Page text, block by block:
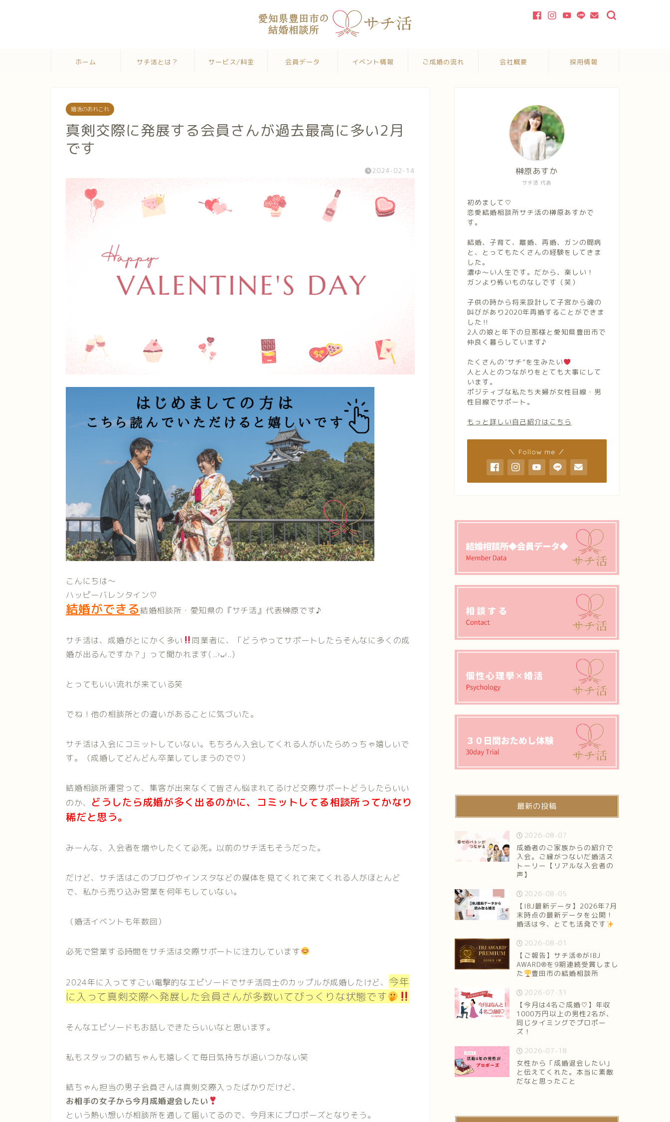
ホーム サチ活とは？ サービス/料金 会員データ イベント情報 ご成婚の流れ 会社概要 採用情報
婚活のあれこれ
真剣交際に発展する会員さんが過去最高に多い2月
です
2024-02-14
こんにちは〜
ハッピーバレンタイン♡
結婚ができる 結婚相談所・愛知県の『サチ活』代表榊原です♪
サチ活は、成婚がとにかく多い
同業者に、「どうやってサポートしたらそんなに多くの成
婚が出るんですか？」って聞かれます( ..›ᴗ‹..)
とってもいい流れが来ている笑
でね！他の相談所との違いがあることに気づいた。
サチ活は入会にコミットしていない。もちろん入会してくれる人がいたらめっちゃ嬉しいで
す。（成婚してどんどん卒業してしまうので♡）
結婚相談所運営って、集客が出来なくて皆さん悩まれてるけど交際サポートどうしたらいい
のか、 どうしたら成婚が多く出るのかに、コミットしてる相談所ってかなり
稀だと思う。
みーんな、入会者を増やしたくて必死。以前のサチ活もそうだった。
だけど、サチ活はこのブログやインスタなどの媒体を見てくれて来てくれる人がほとんど
で、私から売り込み営業を何年もしていない。
（婚活イベントも年数回）
必死で営業する時間をサチ活は交際サポートに注力しています
2024年に入ってすごい電撃的なエピソードでサチ活同士のカップルが成婚したけど、 今年
に入って真剣交際へ発展した会員さんが多数いてびっくりな状態です
そんなエピソードもお話しできたらいいなと思います。
私もスタッフの結ちゃんも嬉しくて毎日気持ちが追いつかない笑
結ちゃん担当の男子会員さんは真剣交際入ったばかりだけど、
お相手の女子から今月成婚退会したい
という熱い想いが相談所を通して届いてるので、今月末にプロポーズとなりそう。
サチ活 代表
榊原あすか
初めまして♡
恋愛結婚相談所サチ活の榊原あすかで
す。
結婚、子育て、離婚、再婚、ガンの闘病
と、とってもたくさんの経験をしてきま
した。
濃ゆ〜い人生です。だから、楽しい！
ガンより怖いものなしです（笑）
子供の時から将来設計して子宮から魂の
叫びがあり2020年再婚することができま
した‼︎
2人の娘と年下の旦那様と愛知県豊田市で
仲良く暮らしています♪
たくさんの″サチ”を生みたい
人と人とのつながりをとても大事にして
います。
ポジティブな私たち夫婦が女性目線・男
性目線でサポート。
もっと詳しい自己紹介はこちら
＼ Follow me ／
最新の投稿
2026-08-07
成婚者のご家族からの紹介で
入会。ご縁がつないだ婚活ス
トーリー【リアルな入会者の
声】
2026-08-05
【IBJ最新データ】2026年7月
末時点の最新データを公開！
婚活は今、とても活発です
2026-08-01
【ご報告】サチ活®がIBJ
AWARD®を9期連続受賞しまし
た
豊田市の結婚相談所
2026-07-31
【今月は4名ご成婚♡】年収
1000万円以上の男性2名が、
同じタイミングでプロポー
ズ！
2026-07-18
女性から「成婚退会したい」
と伝えてくれた。本当に素敵
だなと思ったこと